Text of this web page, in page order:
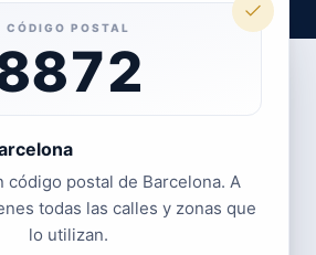
CÓDIGO POSTAL
código postal de Barcelona. A
todas las calles y zonas que
lo utilizan.